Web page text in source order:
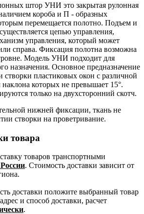
штор УНИ это закрытая рулонная
короба и П - образных
перемещается полотно. Подъем и
цепью управления,
управления, который может
справа. Фиксация полотна возможна
Модель УНИ подходит для
назначения. Основное предназначение
створки пластиковых окон с различной
которых не превышает 15°.
только на двухсторонний скотч.
нижней фиксации, ткань не
створки на проветривание.
товара
товаров транспортными
. Стоимость доставки зависит от
доставки положите выбранный товар
и способ доставки, расчет
.